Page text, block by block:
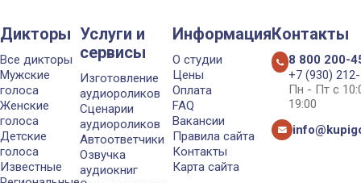
Дикторы
Все дикторы
Мужские
голоса
Женские
голоса
Детские
голоса
Известные
Услуги и
сервисы
Изготовление
аудиороликов
Сценарии
аудиороликов
Автоответчики
Озвучка
аудиокниг
Информация
О студии
Цены
Оплата
FAQ
Вакансии
Правила сайта
Контакты
Карта сайта
Контакты
8 800 200-
+7 (930)
Пн - Пт с
19:00